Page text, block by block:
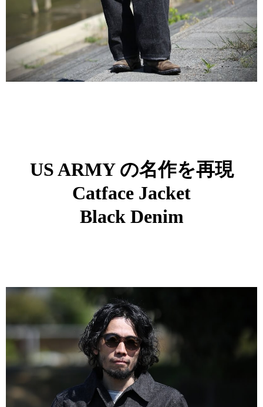
US ARMY の名作を再現
Catface Jacket
Black Denim